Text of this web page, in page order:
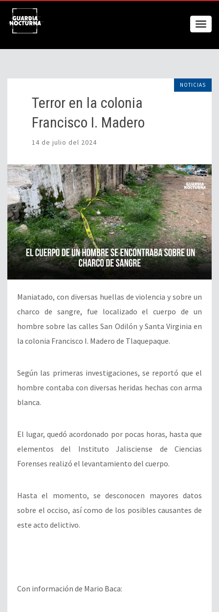
NOTICIAS
Terror en la colonia
Francisco I. Madero
14 de julio del 2024
Maniatado, con diversas huellas de violencia y sobre un
charco de sangre, fue localizado el cuerpo de un
hombre sobre las calles San Odilón y Santa Virginia en
la colonia Francisco I. Madero de Tlaquepaque.
Según las primeras investigaciones, se reportó que el
hombre contaba con diversas heridas hechas con arma
blanca.
El lugar, quedó acordonado por pocas horas, hasta que
elementos del Instituto Jalisciense de Ciencias
Forenses realizó el levantamiento del cuerpo.
Hasta el momento, se desconocen mayores datos
sobre el occiso, así como de los posibles causantes de
este acto delictivo.
Con información de Mario Baca: